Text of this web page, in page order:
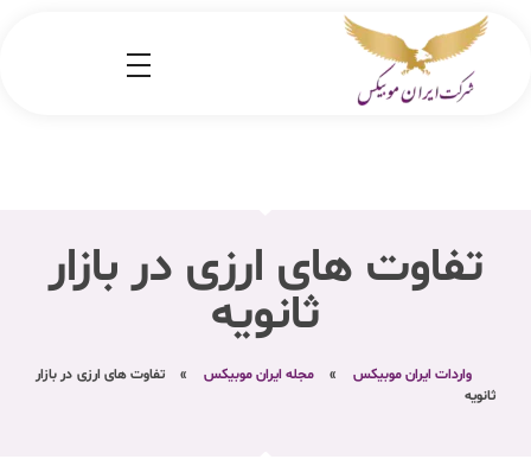
تفاوت های ارزی در بازار
ثانویه
واردات ایران موبیکس » مجله ایران موبیکس »
تفاوت های ارزی در بازار
ثانویه